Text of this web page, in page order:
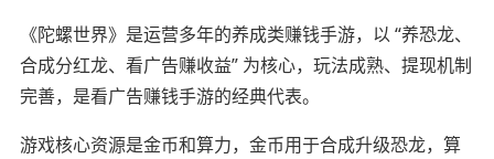
《陀螺世界》是运营多年的养成类赚钱手游，以 “养恐龙、
合成分红龙、看广告赚收益” 为核心，玩法成熟、提现机制
完善，是看广告赚钱手游的经典代表。
游戏核心资源是金币和算力，金币用于合成升级恐龙，算